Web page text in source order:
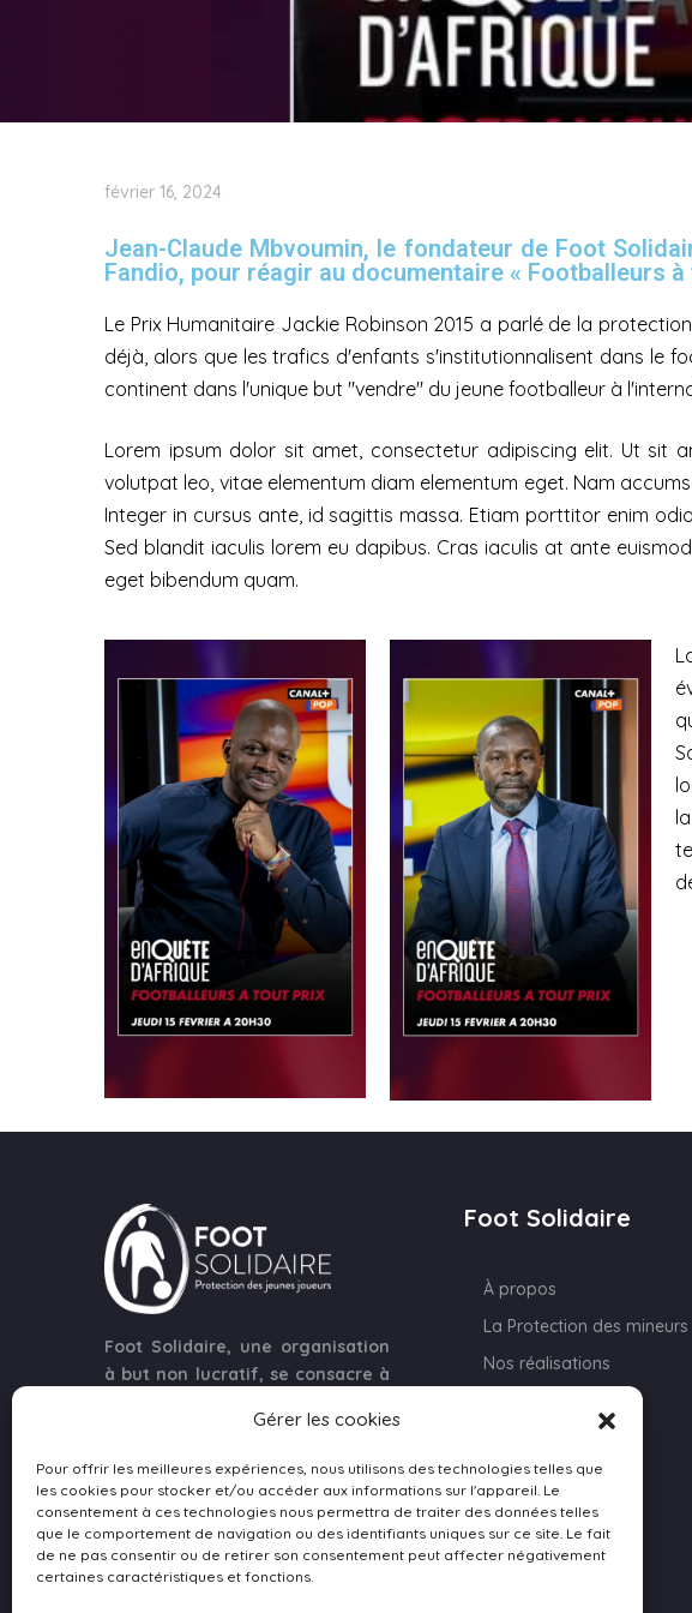
Gérer les cookies
Pour offrir les meilleures expériences, nous utilisons des technologies telles que
les cookies pour stocker et/ou accéder aux informations sur l'appareil. Le
consentement à ces technologies nous permettra de traiter des données telles
que le comportement de navigation ou des identifiants uniques sur ce site. Le fait
de ne pas consentir ou de retirer son consentement peut affecter négativement
certaines caractéristiques et fonctions.
février 16, 2024
Jean-Claude Mbvoumin, le fondateur de Foot
Fandio, pour réagir au documentaire « Footballeurs
Le Prix Humanitaire Jackie Robinson 2015 a parlé de la
déjà, alors que les trafics d'enfants s'institutionnalisent dans le
continent dans l'unique but "vendre" du jeune footballeur à
Lorem ipsum dolor sit amet, consectetur adipiscing elit. Ut sit
volutpat leo, vitae elementum diam elementum eget. Nam
Integer in cursus ante, id sagittis massa. Etiam porttitor enim
Sed blandit iaculis lorem eu dapibus. Cras iaculis at ante
eget bibendum quam.
Foot Solidaire, une organisation
à but non lucratif, se consacre à
footballeurs, qu'ils soient
est d'assurer un environnement
sûr et équitable pour le
développement des jeunes
talents dans le football.
Foot Solidaire
À propos
La Protection des mineurs
Nos réalisations